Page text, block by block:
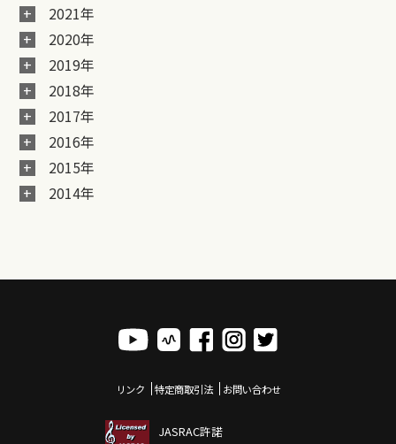
2021年
2020年
2019年
2018年
2017年
2016年
2015年
2014年
リンク 特定商取引法 お問い合わせ
JASRAC許諾